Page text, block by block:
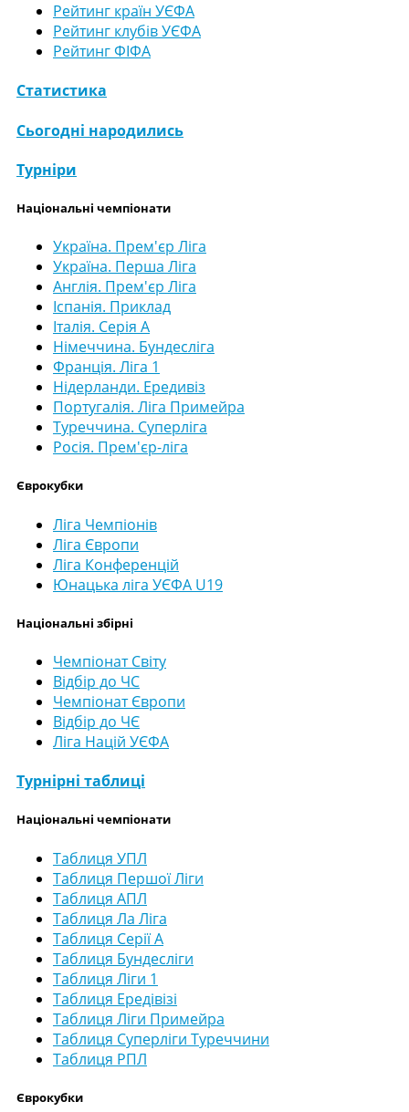
Рейтинг країн УЄФА
Рейтинг клубів УЄФА
Рейтинг ФІФА
Статистика
Сьогодні народились
Турніри
Національні чемпіонати
Україна. Прем'єр Ліга
Україна. Перша Ліга
Англія. Прем'єр Ліга
Іспанія. Приклад
Італія. Серія А
Німеччина. Бундесліга
Франція. Ліга 1
Нідерланди. Ередивіз
Португалія. Ліга Примейра
Туреччина. Суперліга
Росія. Прем'єр-ліга
Єврокубки
Ліга Чемпіонів
Ліга Європи
Ліга Конференцій
Юнацька ліга УЄФА U19
Національні збірні
Чемпіонат Світу
Відбір до ЧС
Чемпіонат Європи
Відбір до ЧЄ
Ліга Націй УЄФА
Турнірні таблиці
Національні чемпіонати
Таблиця УПЛ
Таблиця Першої Ліги
Таблиця АПЛ
Таблиця Ла Ліга
Таблиця Серії А
Таблиця Бундесліги
Таблиця Ліги 1
Таблиця Ередівізі
Таблиця Ліги Примейра
Таблиця Суперліги Туреччини
Таблиця РПЛ
Єврокубки